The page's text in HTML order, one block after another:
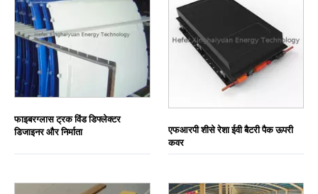
फाइबरग्लास ट्रक विंड डिफ्लेक्टर
डिजाइनर और निर्माता
एफआरपी शीसे रेशा ईवी बैटरी पैक ऊपरी
कवर